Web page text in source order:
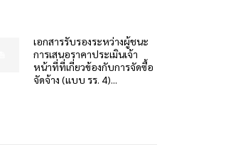
เอกสารรับรองระหว่างผู้ชนะ
การเสนอราคาประเมินเจ้า
หน้าที่ที่เกี่ยวข้องกับการจัดซื้อ
จัดจ้าง (แบบ รร. 4)...